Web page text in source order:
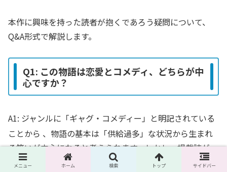
本作に興味を持った読者が抱くであろう疑問について、
Q&A形式で解説します。
Q1: この物語は恋愛とコメディ、どちらが中
心ですか？
A1: ジャンルに「ギャグ・コメディー」と明記されている
ことから 、物語の基本は「供給過多」な状況から生まれ
る笑いが中心になると考えられます。しかし、掲載誌が
『LaLa』である点を踏まえると、単なるコメディに留まら
メニュー ホーム 検索 トップ サイドバー